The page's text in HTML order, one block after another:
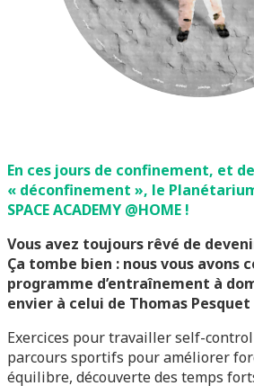
En ces jours de confinement, et de
« déconfinement », le
SPACE ACADEMY @HOME !
Vous avez toujours rêvé de
Ça tombe bien : nous vous avons
programme d’entraînement à
envier à celui de Thomas Pesquet
Exercices pour travailler self-
parcours sportifs pour améliorer
équilibre, découverte des temps